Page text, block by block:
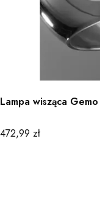
Lampa wisząca
Cena
472,99 zł